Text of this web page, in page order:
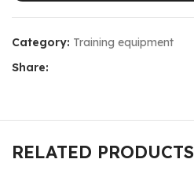
Category: Training equipment
Share:
RELATED PRODUCTS